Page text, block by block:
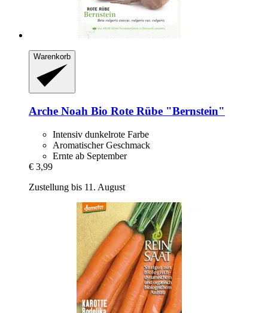
Warenkorb
Arche Noah Bio Rote Rübe "Bernstein"
Intensiv dunkelrote Farbe
Aromatischer Geschmack
Ernte ab September
€ 3,99
Zustellung bis 11. August